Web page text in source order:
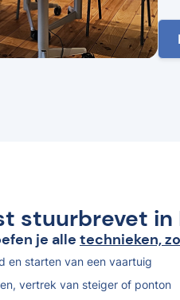
stuurbrevet in
je alle technieken,
en starten van een vaartuig
vertrek van steiger of ponton